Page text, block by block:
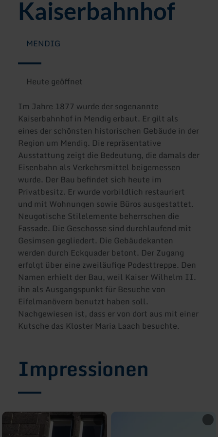
Kaiserbahnhof
MENDIG
Heute geöffnet
Im Jahre 1877 wurde der sogenannte
Kaiserbahnhof in Mendig erbaut. Er gilt als
eines der schönsten historischen Gebäude in der
Region um Mendig. Die repräsentative
Ausstattung zeigt die Bedeutung, die damals der
Eisenbahn als Verkehrsmittel beigemessen
wurde. Der Bau befindet sich heute im
Privatbesitz. Er wurde vorbildlich restauriert
und mit Wohnungen sowie Büros ausgestattet.
Neugotische Stilelemente beherrschen die
Fassade. Die Geschosse sind durchlaufend mit
Gesimsen gegliedert. Die Gebäudekanten
werden durch Eckquader betont. Der Zugang
erfolgt über eine zweiläufige Podesttreppe. Den
Namen erhielt der Bau, weil Kaiser Wilhelm II.
ihn als Ausgangspunkt für Besuche von
Eifelmanövern benutzt haben soll.
Nachgewiesen ist, dass er von dort aus mit einer
Kutsche das Kloster Maria Laach besuchte.
Impressionen